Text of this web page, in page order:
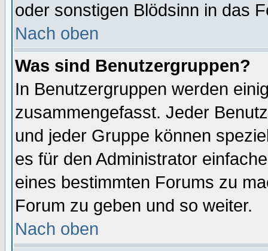
oder sonstigen Blödsinn in das
Nach oben
Was sind Benutzergruppen?
In Benutzergruppen werden
zusammengefasst. Jeder
und jeder Gruppe können
es für den Administrator
eines bestimmten Forums zu
Forum zu geben und so weiter.
Nach oben